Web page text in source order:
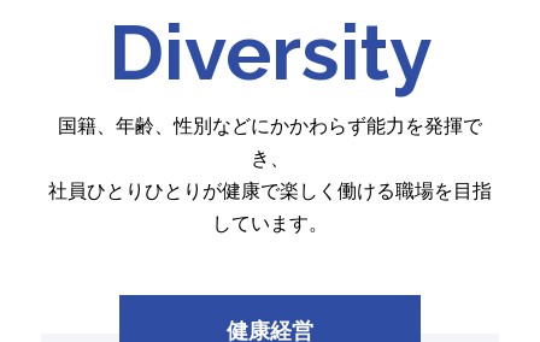
Diversity
国籍、年齢、性別などにかかわらず能力を発揮で
き、
社員ひとりひとりが健康で楽しく働ける職場を目指
しています。
健康経営